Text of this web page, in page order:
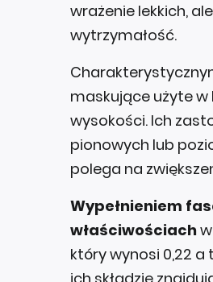
wrażenie lekkich,
wytrzymałość.
maskujące użyte w
wysokości. Ich
pionowych lub
polega na
Wypełnieniem
właściwościach
który wynosi 0,22 a